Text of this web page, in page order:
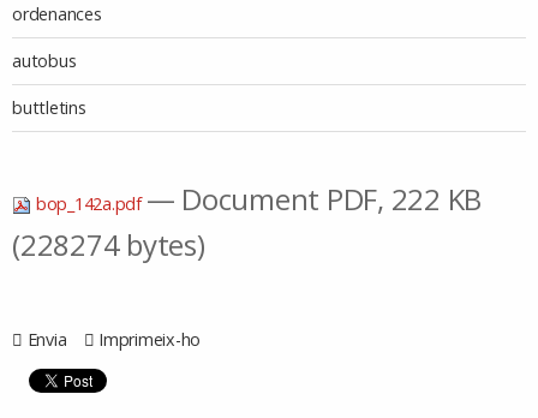
ordenances
autobus
buttletins
bop_142a.pdf — Document PDF, 222 KB
(228274 bytes)
Envia Imprimeix-ho